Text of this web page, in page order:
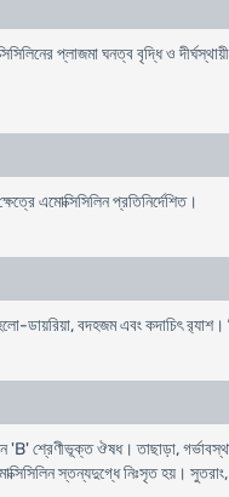
প্লাজমা ঘনত্ব বৃদ্ধি ও
এমোক্সিসিলিন প্রতিনির্দেশিত।
ডায়রিয়া, বদহজম এবং কদাচিৎ
শ্রেণীভূক্ত ঔষধ। তাছাড়া,
স্তন্যদুগ্ধে নিঃসৃত হয়।